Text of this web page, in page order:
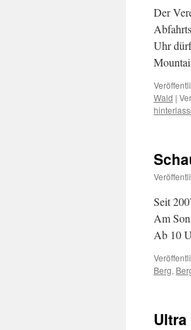
Der
Uhr
Wald |
Seit
Am
Ab 10
Berg,